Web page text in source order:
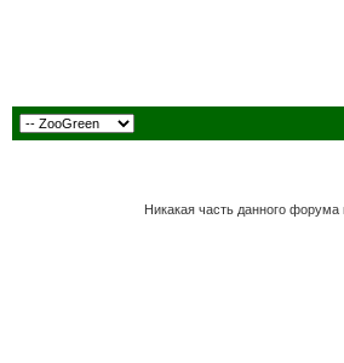
Никакая часть данного